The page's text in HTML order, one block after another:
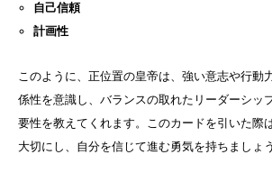
自己信頼
計画性
このように、正位置の皇帝は、強い意志や行動
係性を意識し、バランスの取れたリーダーシッ
要性を教えてくれます。このカードを引いた際
大切にし、自分を信じて進む勇気を持ちましょう